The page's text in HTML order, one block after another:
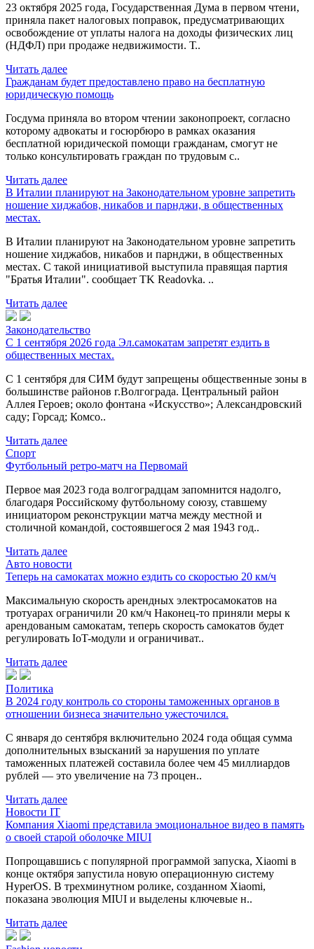
23 октября 2025 года, Государственная Дума в первом чтени,
приняла пакет налоговых поправок, предусматривающих
освобождение от уплаты налога на доходы физических лиц
(НДФЛ) при продаже недвижимости. Т..
Читать далее
Гражданам будет предоставлено право на бесплатную
юридическую помощь
Госдума приняла во втором чтении законопроект, согласно
которому адвокаты и госюрбюро в рамках оказания
бесплатной юридической помощи гражданам, смогут не
только консультировать граждан по трудовым с..
Читать далее
В Италии планируют на Законодательном уровне запретить
ношение хиджабов, никабов и парнджи, в общественных
местах.
В Италии планируют на Законодательном уровне запретить
ношение хиджабов, никабов и парнджи, в общественных
местах. С такой инициативой выступила правящая партия
"Братья Италии". сообщает TK Readovka. ..
Читать далее
Законодательство
С 1 сентября 2026 года Эл.самокатам запретят ездить в
общественных местах.
С 1 сентября для СИМ будут запрещены общественные зоны в
большинстве районов г.Волгограда. Центральный район
Аллея Героев; около фонтана «Искусство»; Александровский
саду; Горсад; Комсо..
Читать далее
Спорт
Футбольный ретро-матч на Первомай
Первое мая 2023 года волгоградцам запомнится надолго,
благодаря Российскому футбольному союзу, ставшему
инициатором реконструкции матча между местной и
столичной командой, состоявшегося 2 мая 1943 год..
Читать далее
Авто новости
Теперь на самокатах можно ездить со скоростью 20 км/ч
Максимальную скорость арендных электросамокатов на
тротуарах ограничили 20 км/ч Наконец-то приняли меры к
арендованым самокатам, теперь скорость самокатов будет
регулировать IoT-модули и ограничиват..
Читать далее
Политика
В 2024 году контроль со стороны таможенных органов в
отношении бизнеса значительно ужесточился.
С января до сентября включительно 2024 года общая сумма
дополнительных взысканий за нарушения по уплате
таможенных платежей составила более чем 45 миллиардов
рублей — это увеличение на 73 процен..
Читать далее
Новости IT
Компания Xiaomi представила эмоциональное видео в память
о своей старой оболочке MIUI
Попрощавшись с популярной программой запуска, Xiaomi в
конце октября запустила новую операционную систему
HyperOS. В трехминутном ролике, созданном Xiaomi,
показана эволюция MIUI и выделены ключевые н..
Читать далее